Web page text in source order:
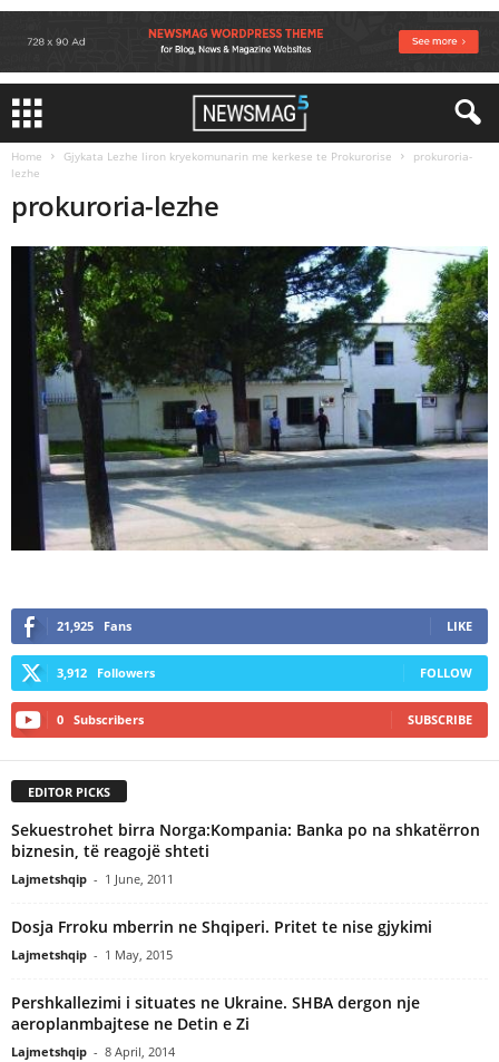
Home Gjykata Lezhe liron kryekomunarin me kerkese te Prokurorise
prokuroria-
lezhe
prokuroria-lezhe
21,925 Fans LIKE
3,912 Followers FOLLOW
0 Subscribers SUBSCRIBE
EDITOR PICKS
Sekuestrohet birra Norga:Kompania: Banka po na shkatërron
biznesin, të reagojë shteti
Lajmetshqip - 1 June, 2011
Dosja Frroku mberrin ne Shqiperi. Pritet te nise gjykimi
Lajmetshqip - 1 May, 2015
Pershkallezimi i situates ne Ukraine. SHBA dergon nje
aeroplanmbajtese ne Detin e Zi
Lajmetshqip - 8 April, 2014